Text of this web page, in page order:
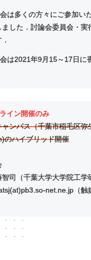
は多くの方々にご参加い
した．討論会委員会・実
は2021年9月15～17日に
イン開催のみ
ンパス（千葉市稲毛区弥
のハイブリッド開催
智司（千葉大学大学院工学
net.ne.jp（触